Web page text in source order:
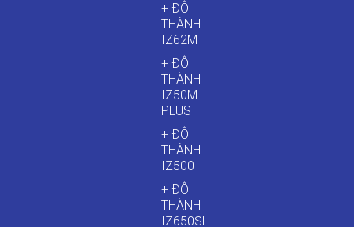
+ ĐÔ
THÀNH
IZ62M
+ ĐÔ
THÀNH
IZ50M
PLUS
+ ĐÔ
THÀNH
IZ500
+ ĐÔ
THÀNH
IZ650SL